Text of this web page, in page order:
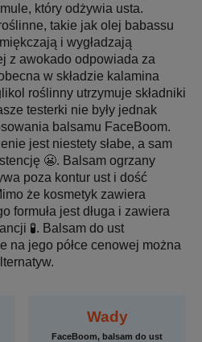
który odżywia usta.
takie jak olej babassu
i wygładzają
z awokado odpowiada za
w składzie kalamina
roślinny utrzymuje składniki
testerki nie były jednak
balsamu FaceBoom.
jest niestety słabe, a sam
😬. Balsam ogrzany
poza kontur ust i dość
że kosmetyk zawiera
formuła jest długa i zawiera
🧪. Balsam do ust
na jego półce cenowej można
Wady
FaceBoom, balsam do ust